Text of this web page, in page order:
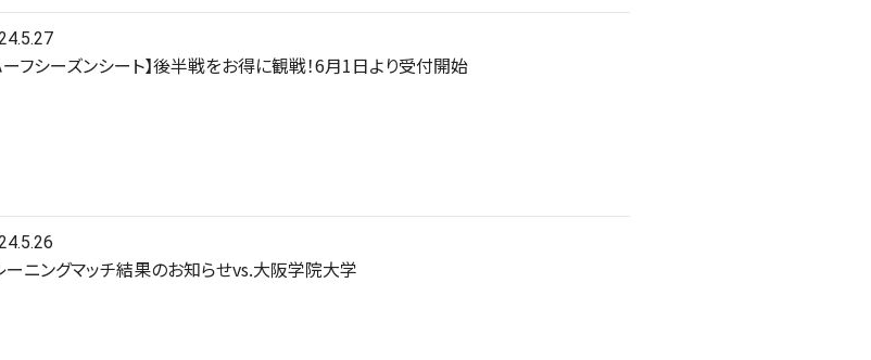
ーフシーズンシート】後半戦をお得に観戦！6月1日より受付開始
ーニングマッチ結果のお知らせvs.大阪学院大学